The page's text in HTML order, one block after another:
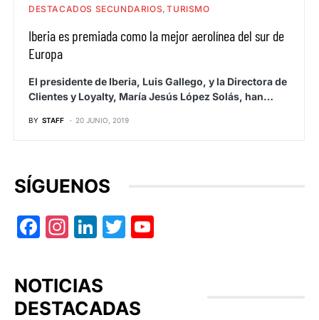
DESTACADOS SECUNDARIOS TURISMO
Iberia es premiada como la mejor aerolínea del sur de
Europa
El presidente de Iberia, Luis Gallego, y la Directora de
Clientes y Loyalty, María Jesús López Solás, han…
BY STAFF 20 JUNIO, 2019
SÍGUENOS
Facebook
Instagram
LinkedIn
Twitter
NOTICIAS
DESTACADAS